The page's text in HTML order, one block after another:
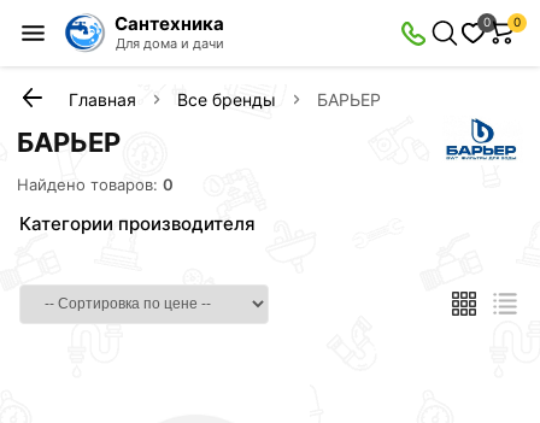
Сантехника
Для дома и дачи
0 0
Главная Все бренды БАРЬЕР
БАРЬЕР
Найдено товаров:0
Категории производителя